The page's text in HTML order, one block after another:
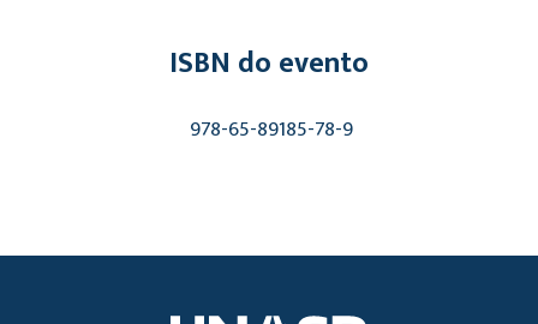
ISBN do evento
978-65-89185-78-9